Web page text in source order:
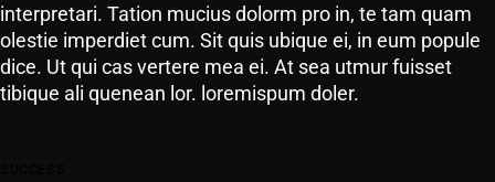
interpretari. Tation mucius dolorm pro in, te tam quam
olestie imperdiet cum. Sit quis ubique ei, in eum popule
dice. Ut qui cas vertere mea ei. At sea utmur fuisset
tibique ali quenean lor. loremispum doler.